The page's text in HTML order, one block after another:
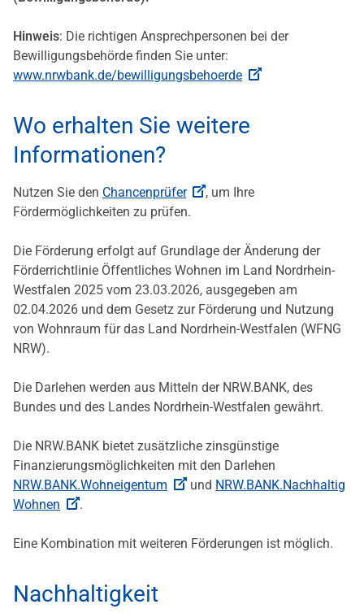
Hinweis: Die richtigen Ansprechpersonen bei der
Bewilligungsbehörde finden Sie unter:
www.nrwbank.de/bewilligungsbehoerde
Wo erhalten Sie weitere
Informationen?
Nutzen Sie den Chancenprüfer
, um Ihre
Fördermöglichkeiten zu prüfen.
Die Förderung erfolgt auf Grundlage der Änderung der
Förderrichtlinie Öffentliches Wohnen im Land Nordrhein-
Westfalen 2025 vom 23.03.2026, ausgegeben am
02.04.2026 und dem Gesetz zur Förderung und Nutzung
von Wohnraum für das Land Nordrhein-Westfalen (WFNG
NRW).
Die Darlehen werden aus Mitteln der NRW.BANK, des
Bundes und des Landes Nordrhein-Westfalen gewährt.
Die NRW.BANK bietet zusätzliche zinsgünstige
Finanzierungsmöglichkeiten mit den Darlehen
NRW.BANK.Wohneigentum
und NRW.BANK.Nachhaltig
Wohnen
.
Eine Kombination mit weiteren Förderungen ist möglich.
Nachhaltigkeit